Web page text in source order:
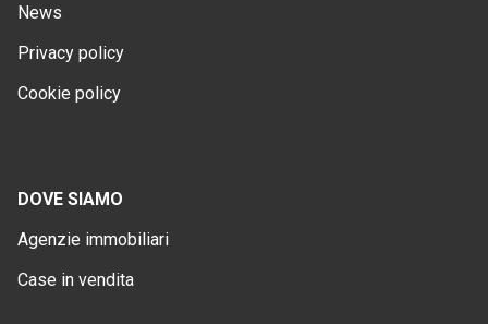
News
Privacy policy
Cookie policy
DOVE SIAMO
Agenzie immobiliari
Case in vendita